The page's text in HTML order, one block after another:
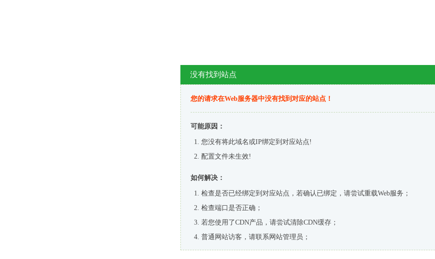
没有找到站点
您的请求在Web服务器中没有找到对应的站点！
可能原因：
您没有将此域名或IP绑定到对应站点!
配置文件未生效!
如何解决：
检查是否已经绑定到对应站点，若确认已绑定，请尝试重载Web服务；
检查端口是否正确；
若您使用了CDN产品，请尝试清除CDN缓存；
普通网站访客，请联系网站管理员；